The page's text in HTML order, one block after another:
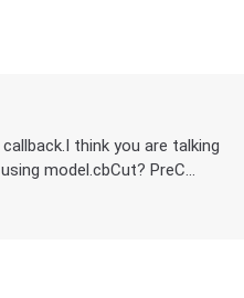
think you are talking
model.cbCut? PreC...